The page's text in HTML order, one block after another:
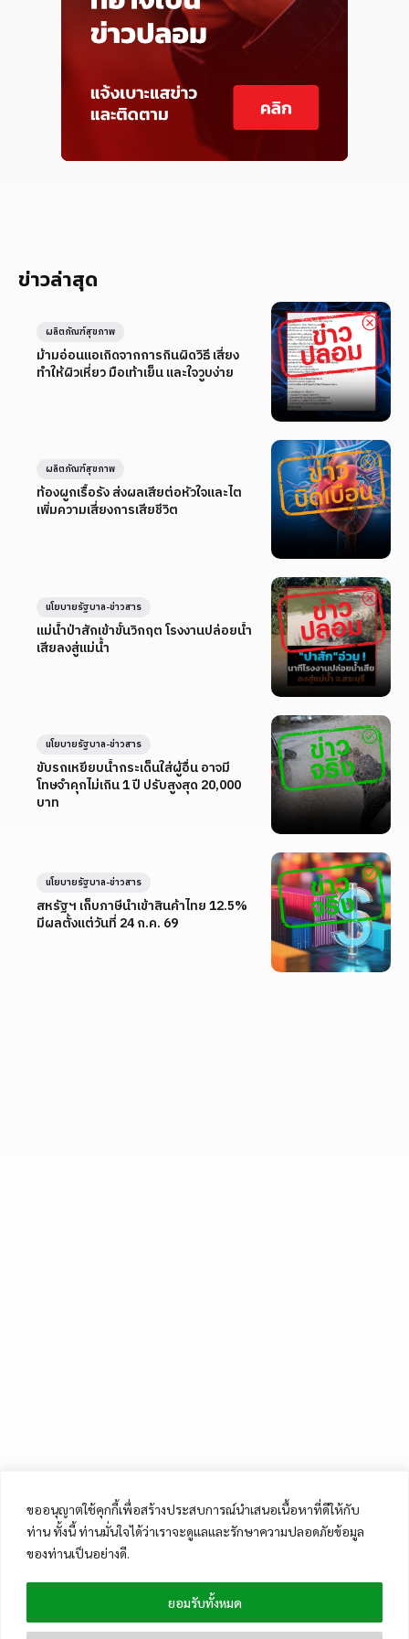
ขออนุญาตใช้คุกกี้เพื่อสร้างประสบการณ์นำเสนอเนื้อหาที่ดีให้กับ
ท่าน ทั้งนี้ ท่านมั่นใจได้ว่าเราจะดูแลและรักษาความปลอดภัยข้อมูล
ของท่านเป็นอย่างดี.
ยอมรับทั้งหมด
ข่าวล่าสุด
ม้ามอ่อนแอเกิดจากการกินผิดวิธี เสี่ยง
ทำให้ผิวเหี่ยว มือเท้าเย็น และใจวูบง่าย
ผลิตภัณฑ์สุขภาพ
ท้องผูกเรื้อรัง ส่งผลเสียต่อหัวใจและไต
เพิ่มความเสี่ยงการเสียชีวิต
ผลิตภัณฑ์สุขภาพ
แม่น้ำป่าสักเข้าขั้นวิกฤต โรงงานปล่อยน้ำ
เสียลงสู่แม่น้ำ
นโยบายรัฐบาล-ข่าวสาร
ขับรถเหยียบน้ำกระเด็นใส่ผู้อื่น อาจมี
โทษจำคุกไม่เกิน 1 ปี ปรับสูงสุด 20,000
บาท
นโยบายรัฐบาล-ข่าวสาร
สหรัฐฯ เก็บภาษีนำเข้าสินค้าไทย 12.5%
มีผลตั้งแต่วันที่ 24 ก.ค. 69
นโยบายรัฐบาล-ข่าวสาร